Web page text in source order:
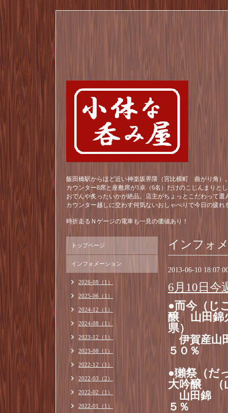
飯田橋駅からほど近い神楽坂界隈（宮比横町 曲がり角）
カウンター8席と座敷席が1卓（6名）だけのこじんまりと
おでんや炙ったいかが絶品。店主がちょっとこだわって
カウンター越しに交わす何気ないおしゃべりで今日の疲れ
時折走るＮゲージの電車も一見の価値あり！
インフォ
2013-06-10
6月10日今
●而今（じ
醸 山田錦
県）
伊賀産山
５０
●獺祭（だ
大吟醸 （
山田錦
５％
トップページ
インフォメーション
2026-08（1）
2025-06（1）
2024-12（1）
2024-08（1）
2023-12（1）
2023-08（1）
2022-12（1）
2022-03（2）
2022-02（1）
2022-01（1）